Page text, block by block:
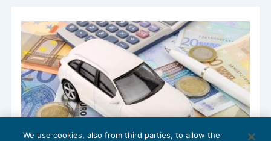
We use cookies, also from third parties, to allow the